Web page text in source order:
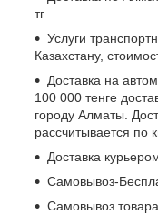
тг
Услуги
Казахстану,
Доставка на
100 000 тенге
городу Алматы.
рассчитывается по
Доставка
Самовывоз-
Самовывоз